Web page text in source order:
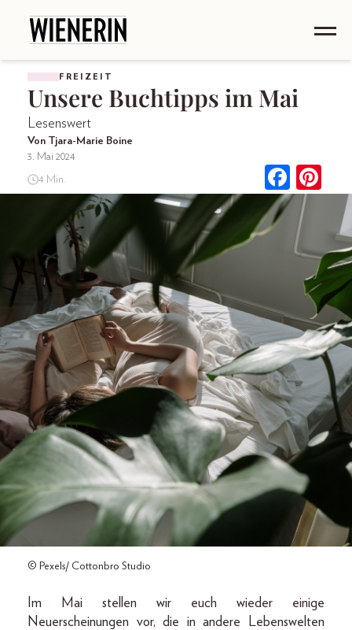
FREIZEIT
Unsere Buchtipps im Mai
Lesenswert
Von Tjara-Marie Boine
3. Mai 2024
4 Min.
© Pexels/ Cottonbro Studio
Im Mai stellen wir euch wieder einige
Neuerscheinungen vor, die in andere Lebenswelten